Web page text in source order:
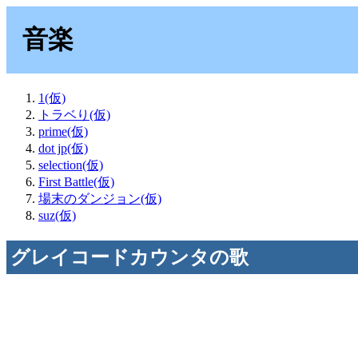
音楽
1(仮)
トラベり(仮)
prime(仮)
dot jp(仮)
selection(仮)
First Battle(仮)
場末のダンジョン(仮)
suz(仮)
グレイコードカウンタの歌